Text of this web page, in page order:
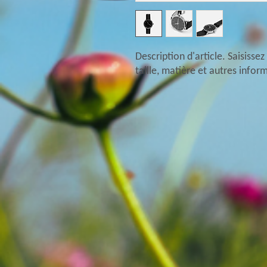
Description d'article.
taille, matière et autres